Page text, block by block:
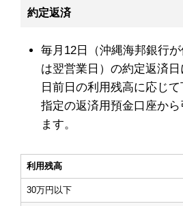
約定返済
毎月12日（沖縄海邦銀行
は翌営業日）の約定返済
日前日の利用残高に応じ
指定の返済用預金口座か
ます。
利用残高
30万円以下